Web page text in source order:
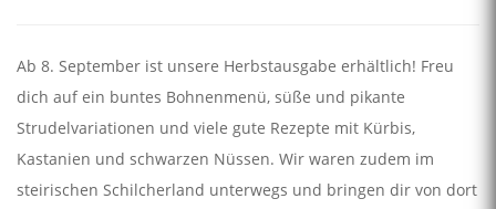
Ab 8. September ist unsere Herbstausgabe erhältlich! Freu
dich auf ein buntes Bohnenmenü, süße und pikante
Strudelvariationen und viele gute Rezepte mit Kürbis,
Kastanien und schwarzen Nüssen. Wir waren zudem im
steirischen Schilcherland unterwegs und bringen dir von dort